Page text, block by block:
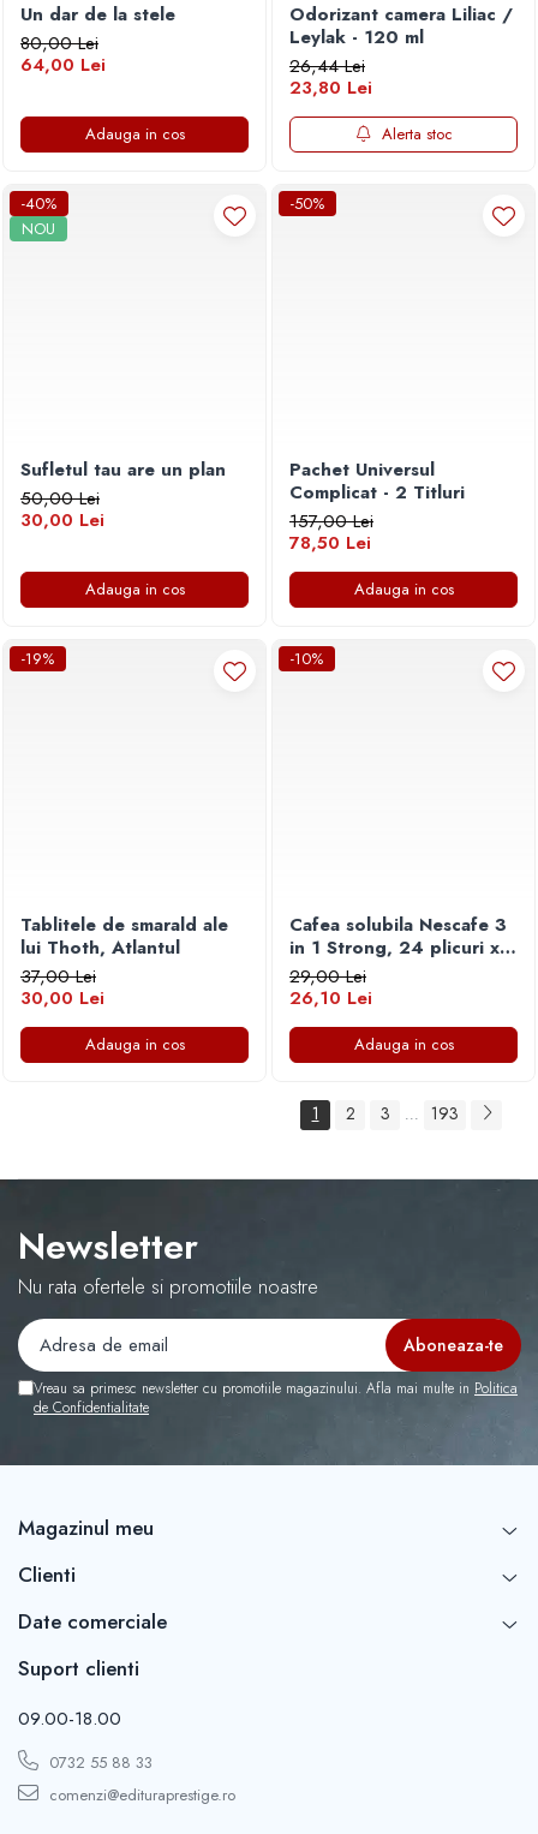
Un dar de la stele
80,00 Lei
64,00 Lei
Adauga in cos
Odorizant camera Liliac /
Leylak - 120 ml
26,44 Lei
23,80 Lei
Alerta stoc
-40%
NOU
Sufletul tau are un plan
50,00 Lei
30,00 Lei
Adauga in cos
-50%
Pachet Universul
Complicat - 2 Titluri
157,00 Lei
78,50 Lei
Adauga in cos
-19%
Tablitele de smarald ale
lui Thoth, Atlantul
37,00 Lei
30,00 Lei
Adauga in cos
-10%
Cafea solubila Nescafe 3
in 1 Strong, 24 plicuri x
15 g
29,00 Lei
26,10 Lei
Adauga in cos
1 2 3 ... 193
Newsletter
Nu rata ofertele si promotiile noastre
Vreau sa primesc newsletter cu promotiile magazinului. Afla mai multe in Politica
de Confidentialitate
Magazinul meu
Clienti
Date comerciale
Suport clienti
09.00-18.00
0732 55 88 33
comenzi@edituraprestige.ro